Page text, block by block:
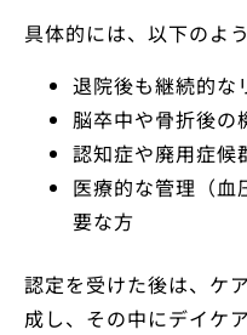
具体的には、以下のよ
退院後も継続的な
脳卒中や骨折後の
認知症や廃用症候
医療的な管理（血
要な方
認定を受けた後は、ケ
成し、その中にデイケ